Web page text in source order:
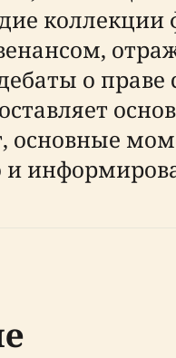
коллекции
о праве
основные